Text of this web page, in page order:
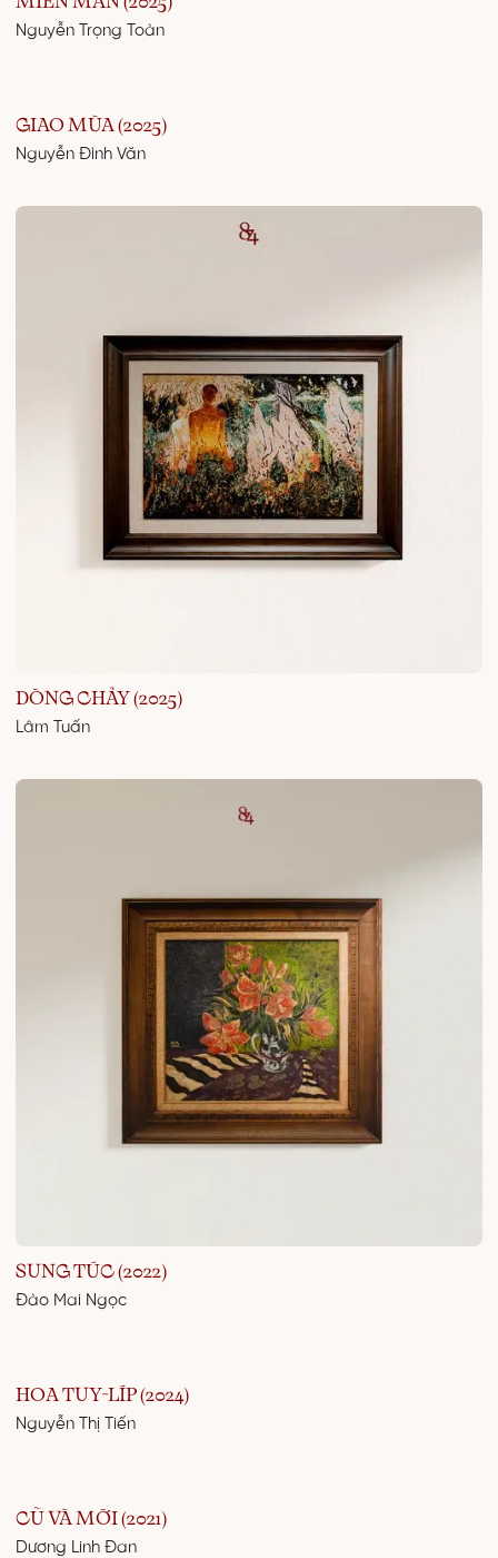
Nguyễn Trọng Toàn
GIAO MÙA (2025)
Nguyễn Đình Văn
DÒNG CHẢY (2025)
Lâm Tuấn
SUNG TÚC (2022)
Đào Mai Ngọc
HOA TUY-LÍP (2024)
Nguyễn Thị Tiến
CŨ VÀ MỚI (2021)
Dương Linh Đan